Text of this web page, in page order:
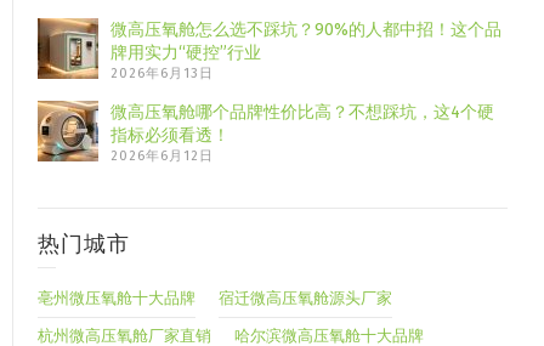
微高压氧舱怎么选不踩坑？90%的人都中招！这个品
牌用实力“硬控”行业
2026年6月13日
微高压氧舱哪个品牌性价比高？不想踩坑，这4个硬
指标必须看透！
2026年6月12日
热门城市
亳州微压氧舱十大品牌 宿迁微高压氧舱源头厂家
杭州微高压氧舱厂家直销 哈尔滨微高压氧舱十大品牌